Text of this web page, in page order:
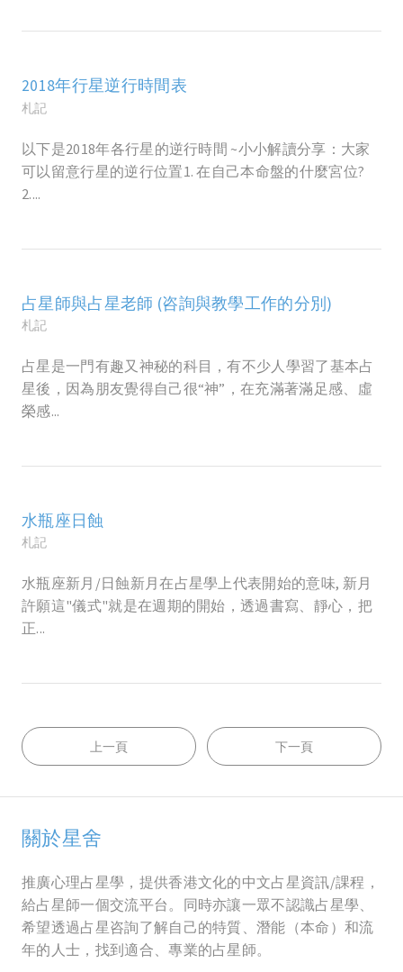
2018年行星逆行時間表
札記
以下是2018年各行星的逆行時間 ~小小解讀分享：大家
可以留意行星的逆行位置1. 在自己本命盤的什麼宮位?
2....
占星師與占星老師 (咨詢與教學工作的分別)
札記
占星是一門有趣又神秘的科目，有不少人學習了基本占
星後，因為朋友覺得自己很“神”，在充滿著滿足感、虛
榮感...
水瓶座日蝕
札記
水瓶座新月/日蝕新月在占星學上代表開始的意味, 新月
許願這"儀式"就是在週期的開始，透過書寫、靜心，把
正...
上一頁 下一頁
關於星舍
推廣心理占星學，提供香港文化的中文占星資訊/課程，
給占星師一個交流平台。同時亦讓一眾不認識占星學、
希望透過占星咨詢了解自己的特質、潛能（本命）和流
年的人士，找到適合、專業的占星師。